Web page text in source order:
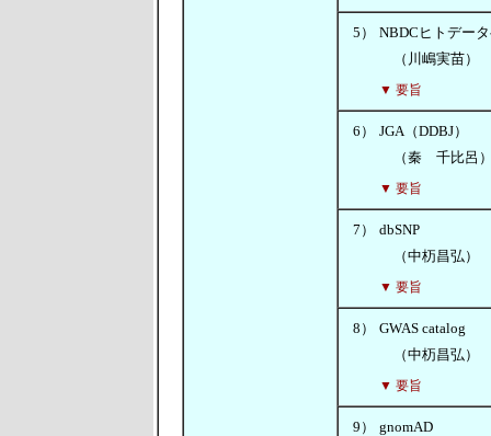
5）
NBDCヒトデー
（川嶋実苗）
▼ 要旨
6）
JGA（DDBJ）
（秦 千比呂
▼ 要旨
7）
dbSNP
（中杤昌弘）
▼ 要旨
8）
GWAS catalog
（中杤昌弘）
▼ 要旨
9）
gnomAD